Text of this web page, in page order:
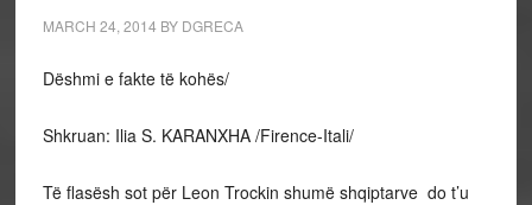
MARCH 24, 2014 BY DGRECA
Dëshmi e fakte të kohës/
Shkruan: Ilia S. KARANXHA /Firence-Itali/
Të flasësh sot për Leon Trockin shumë shqiptarve do t’u